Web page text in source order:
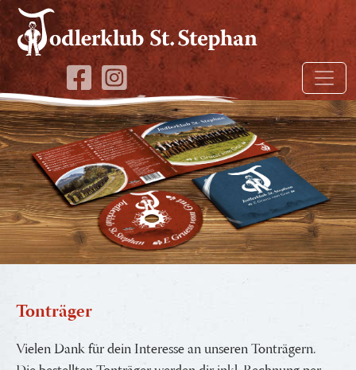
Tonträger
Vielen Dank für dein Interesse an unseren Tonträgern.